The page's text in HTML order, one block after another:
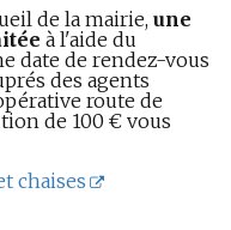
de la mairie, une
à l'aide du
date de rendez-vous
des agents
route de
de 100 € vous
chaises